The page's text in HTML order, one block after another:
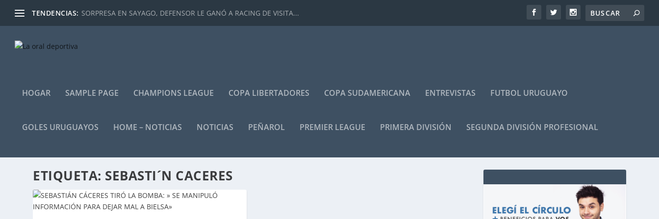
TENDENCIAS: SORPRESA EN SAYAGO, DEFENSOR LE GANÓ A RACING DE VISITA...
HOGAR SAMPLE PAGE CHAMPIONS LEAGUE COPA LIBERTADORES COPA SUDAMERICANA ENTREVISTAS FUTBOL URUGUAYO
GOLES URUGUAYOS HOME – NOTICIAS NOTICIAS PEÑAROL PREMIER LEAGUE PRIMERA DIVISIÓN SEGUNDA DIVISIÓN PROFESIONAL
ETIQUETA: SEBASTI´N CACERES